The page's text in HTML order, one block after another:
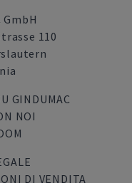
GmbH
110
GINDUMAC
NOI
DI VENDITA